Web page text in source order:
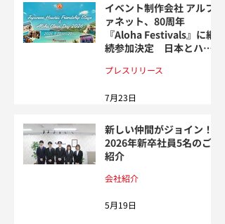
イベント制作会社 アルフ
ァネット、80周年
『Aloha Festivals』に継
続参加決定 日本とハワ
開催
プレスリリース
7月23日
新しい仲間がジョイン！
2026年新卒社員5名のご
紹介
会社紹介
5月19日